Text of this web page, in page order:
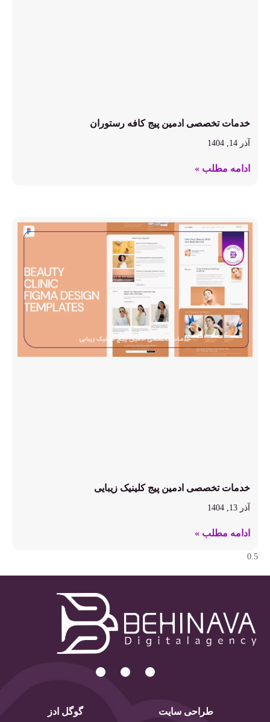
خدمات تخصصی ادمین پیج کافه رستوران
آذر 14, 1404
ادامه مطلب »
خدمات تخصصی ادمین پیج کلینیک زیبایی
آذر 13, 1404
ادامه مطلب »
طراحی سایت
گوگل ادز